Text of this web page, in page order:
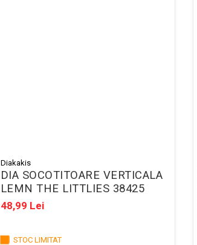
Diakakis
DIA SOCOTITOARE VERTICALA
LEMN THE LITTLIES 38425
48,99 Lei
STOC LIMITAT